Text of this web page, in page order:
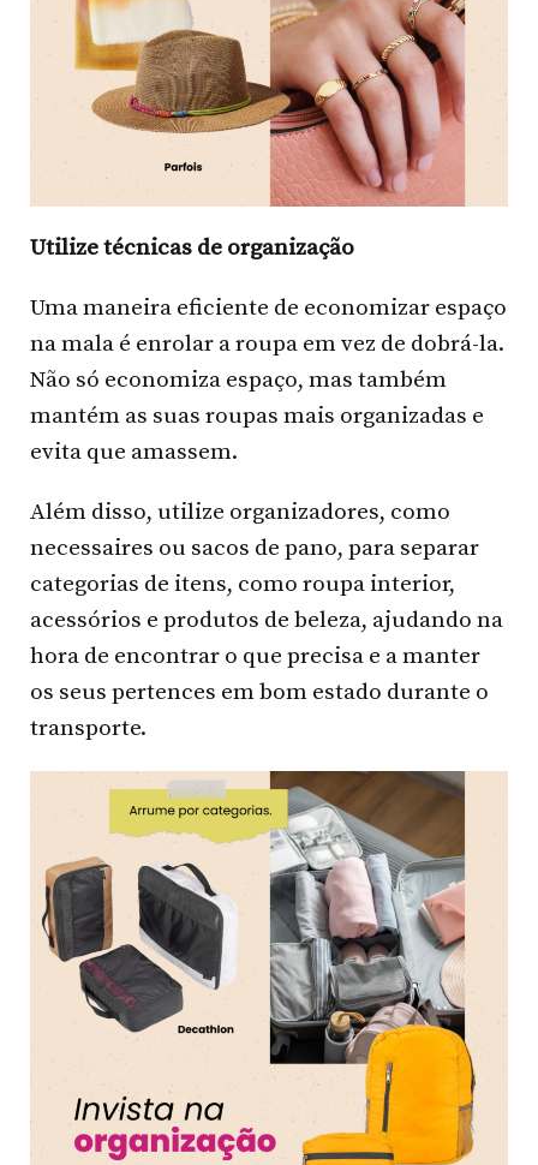
Utilize técnicas de organização
Uma maneira eficiente de economizar espaço
na mala é enrolar a roupa em vez de dobrá-la.
Não só economiza espaço, mas também
mantém as suas roupas mais organizadas e
evita que amassem.
Além disso, utilize organizadores, como
necessaires ou sacos de pano, para separar
categorias de itens, como roupa interior,
acessórios e produtos de beleza, ajudando na
hora de encontrar o que precisa e a manter
os seus pertences em bom estado durante o
transporte.